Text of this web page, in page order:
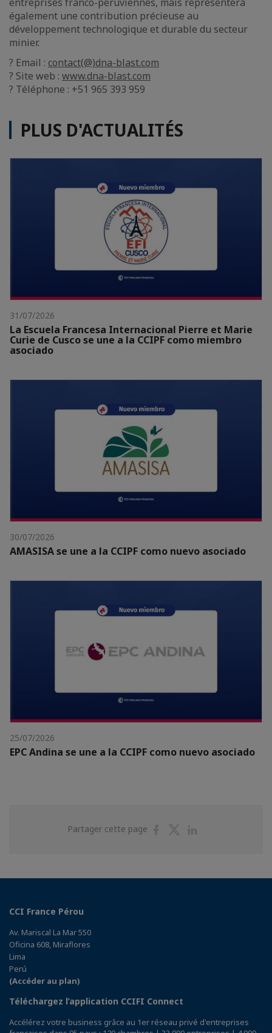
également une contribution précieuse au
développement technologique et durable du secteur
minier.
? Email : contact(@)dna-blast.com
? Site web : www.dna-blast.com
? Téléphone : +51 965 393 959
PLUS D'ACTUALITÉS
31/07/2026
La Escuela Francesa Internacional Pierre et Marie
Curie de Cusco se une a la CCIPF como miembro
asociado
30/07/2026
AMASISA se une a la CCIPF como nuevo asociado
25/07/2026
EPC Andina se une a la CCIPF como nuevo asociado
Partager cette page
PartagerPartager
CCI France Pérou
Av. Mariscal La Mar 550
Oficina 608, Miraflores
Lima
Perú
(Accéder au plan)
Téléchargez l’application CCIFI Connect
Accélérez votre business grâce au 1er réseau privé d'entreprises